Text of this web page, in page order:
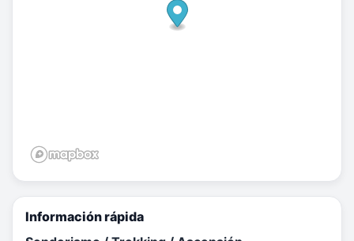
Información rápida